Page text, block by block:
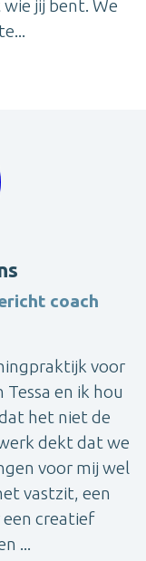
jij bent. We
coach
voor
en ik hou
het niet de
dekt dat we
voor mij wel
vastzit, een
creatief
...